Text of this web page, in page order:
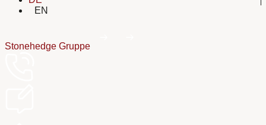
EN
Stonehedge Gruppe